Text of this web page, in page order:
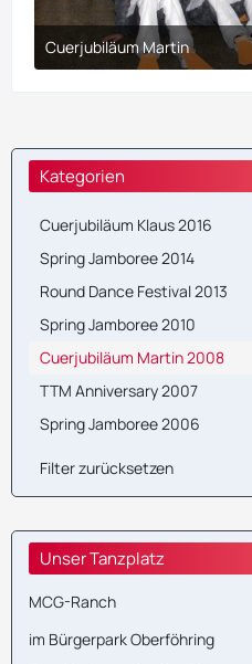
Cuerjubiläum Martin
30. März 2017 um 21:10
Kategorien
Cuerjubiläum Klaus 2016
Spring Jamboree 2014
Round Dance Festival 2013
Spring Jamboree 2010
Cuerjubiläum Martin 2008
TTM Anniversary 2007
Spring Jamboree 2006
Filter zurücksetzen
Unser Tanzplatz
MCG-Ranch
im Bürgerpark Oberföhring